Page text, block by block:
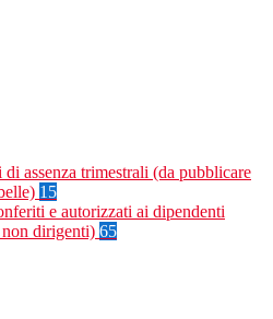
di assenza trimestrali (da pubblicare
15
e autorizzati ai dipendenti
dirigenti) 65